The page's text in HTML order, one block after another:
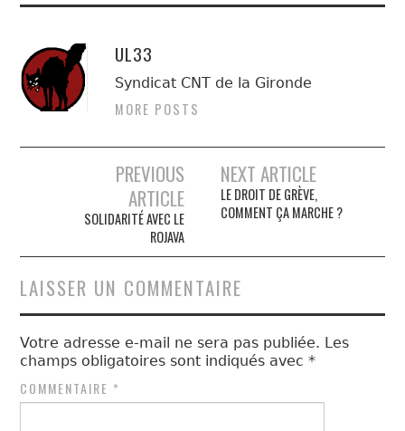
UL33
Syndicat CNT de la Gironde
MORE POSTS
PREVIOUS
ARTICLE
SOLIDARITÉ AVEC LE
ROJAVA
NEXT ARTICLE
LE DROIT DE GRÈVE,
COMMENT ÇA MARCHE ?
LAISSER UN COMMENTAIRE
Votre adresse e-mail ne sera pas publiée. Les
champs obligatoires sont indiqués avec*
COMMENTAIRE *